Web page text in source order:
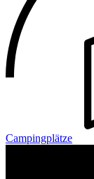
Campingplätze